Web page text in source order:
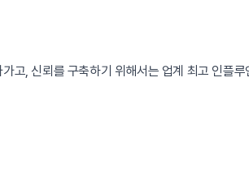
고, 신뢰를 구축하기 위해서는 업계 최고 인플루